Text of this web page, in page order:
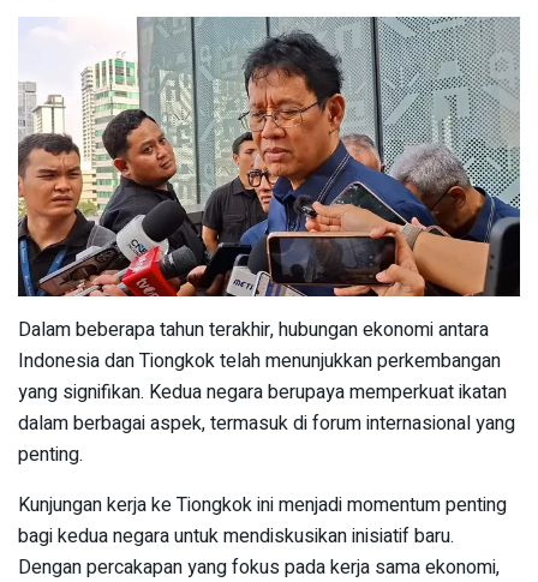
Dalam beberapa tahun terakhir, hubungan ekonomi antara
Indonesia dan Tiongkok telah menunjukkan perkembangan
yang signifikan. Kedua negara berupaya memperkuat ikatan
dalam berbagai aspek, termasuk di forum internasional yang
penting.
Kunjungan kerja ke Tiongkok ini menjadi momentum penting
bagi kedua negara untuk mendiskusikan inisiatif baru.
Dengan percakapan yang fokus pada kerja sama ekonomi,